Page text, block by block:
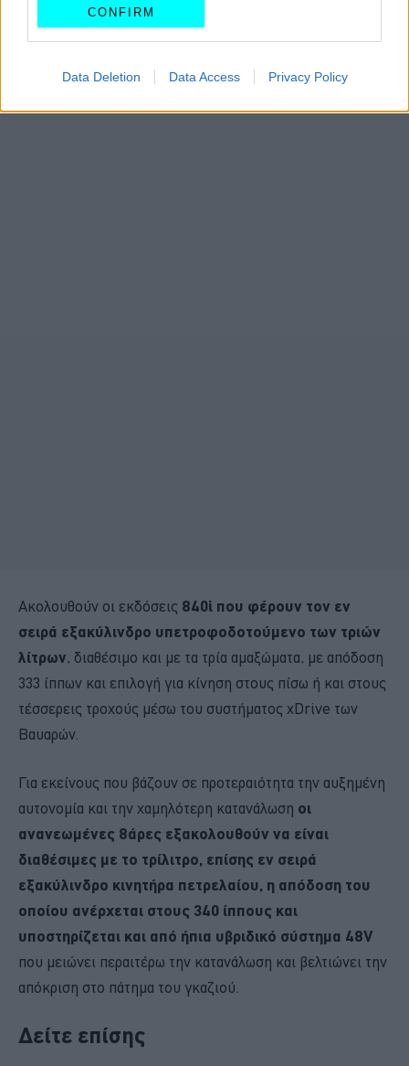
CONFIRM
Data Deletion Data Access Privacy Policy
Ακολουθούν οι εκδόσεις 840i που φέρουν τον εν
σειρά εξακύλινδρο υπετροφοδοτούμενο των τριών
λίτρων, διαθέσιμο και με τα τρία αμαξώματα, με απόδοση
333 ίππων και επιλογή για κίνηση στους πίσω ή και στους
τέσσερεις τροχούς μέσω του συστήματος xDrive των
Βαυαρών.
Για εκείνους που βάζουν σε προτεραιότητα την αυξημένη
αυτονομία και την χαμηλότερη κατανάλωση οι
ανανεωμένες 8άρες εξακολουθούν να είναι
διαθέσιμες με το τρίλιτρο, επίσης εν σειρά
εξακύλινδρο κινητήρα πετρελαίου, η απόδοση του
οποίου ανέρχεται στους 340 ίππους και
υποστηρίζεται και από ήπια υβριδικό σύστημα 48V
που μειώνει περαιτέρω την κατανάλωση και βελτιώνει την
απόκριση στο πάτημα του γκαζιού.
Δείτε επίσης